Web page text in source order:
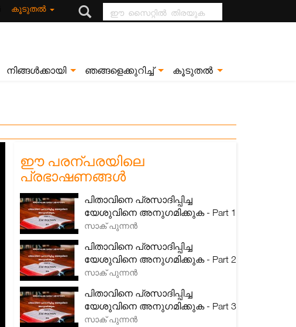
കൂടുതൽ
ഈ സൈറ്റിൽ
തിരയുക
നിങ്ങൾക്കായി ഞങ്ങളെക്കുറിച്ച് കൂടുതൽ
ഈ പരന്പരയിലെ
പ്രഭാഷണങ്ങൾ
പിതാവിനെ പ്രസാദിപ്പിച്ച
യേശുവിനെ അനുഗമിക്കുക - Part 1
സാക് പുന്നൻ
പിതാവിനെ പ്രസാദിപ്പിച്ച
യേശുവിനെ അനുഗമിക്കുക - Part 2
സാക് പുന്നൻ
പിതാവിനെ പ്രസാദിപ്പിച്ച
യേശുവിനെ അനുഗമിക്കുക - Part 3
സാക് പുന്നൻ